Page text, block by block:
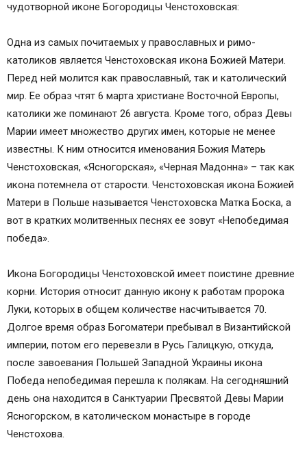
чудотворной иконе Богородицы Ченстоховская:
Одна из самых почитаемых у православных и римо-
католиков является Ченстоховская икона Божией Матери.
Перед ней молится как православный, так и католический
мир. Ее образ чтят 6 марта христиане Восточной Европы,
католики же поминают 26 августа. Кроме того, образ Девы
Марии имеет множество других имен, которые не менее
известны. К ним относится именования Божия Матерь
Ченстоховская, «Ясногорская», «Черная Мадонна» – так как
икона потемнела от старости. Ченстоховская икона Божией
Матери в Польше называется Ченстоховска Матка Боска, а
вот в кратких молитвенных песнях ее зовут «Непобедимая
победа».
Икона Богородицы Ченстоховской имеет поистине древние
корни. История относит данную икону к работам пророка
Луки, которых в общем количестве насчитывается 70.
Долгое время образ Богоматери пребывал в Византийской
империи, потом его перевезли в Русь Галицкую, откуда,
после завоевания Польшей Западной Украины икона
Победа непобедимая перешла к полякам. На сегодняшний
день она находится в Санктуарии Пресвятой Девы Марии
Ясногорском, в католическом монастыре в городе
Ченстохова.